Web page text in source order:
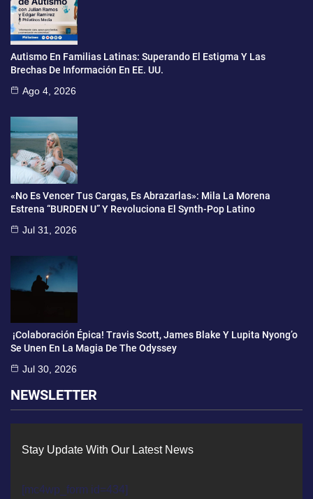
Autismo En Familias Latinas: Superando El Estigma Y Las
Brechas De Información En EE. UU.
Ago 4, 2026
«No Es Vencer Tus Cargas, Es Abrazarlas»: Mila La Morena
Estrena “BURDEN U” Y Revoluciona El Synth-Pop Latino
Jul 31, 2026
¡Colaboración Épica! Travis Scott, James Blake Y Lupita Nyong’o
Se Unen En La Magia De The Odyssey
Jul 30, 2026
NEWSLETTER
Stay Update With Our Latest News
[mc4wp_form id=434]